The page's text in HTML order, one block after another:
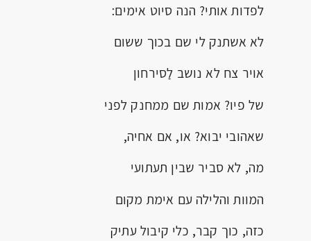
לפדות אותי? הנה סיוט אימים:
לא אשתנק לי שם בכוך ששום
אויר צח לא נושב לַסירחון
של פיו? אמות שם ממחנק לפני
שאהובי יבוא? או, אם אחיה,
מה, לא סביר שבין תעתועי
המוות והלילה עם אימת מקום
כזה, כוך קבר, כלי קיבול עתיק